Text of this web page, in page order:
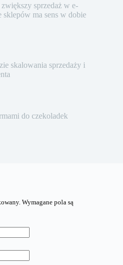
sprzedaż w e-
ma sens w dobie
skalowania sprzedaży i
do czekoladek
Wymagane pola są